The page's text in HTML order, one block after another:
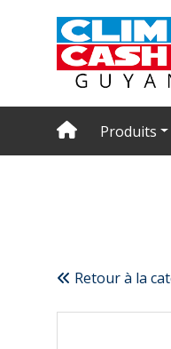
Produits
Retour à la